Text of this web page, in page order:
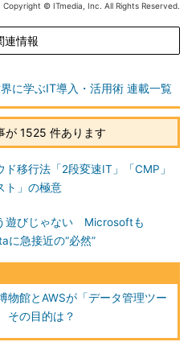
Copyright © ITmedia, Inc. All Rights Reserved.
連情報
学ぶIT導入・活用術 連載一覧
が 1525 件あります
移行法「2段変速IT」「CMP」
ト」の極意
遊びじゃない Microsoftも
に急接近の“必然”
物館とAWSが「データ管理ツー
その目的は？